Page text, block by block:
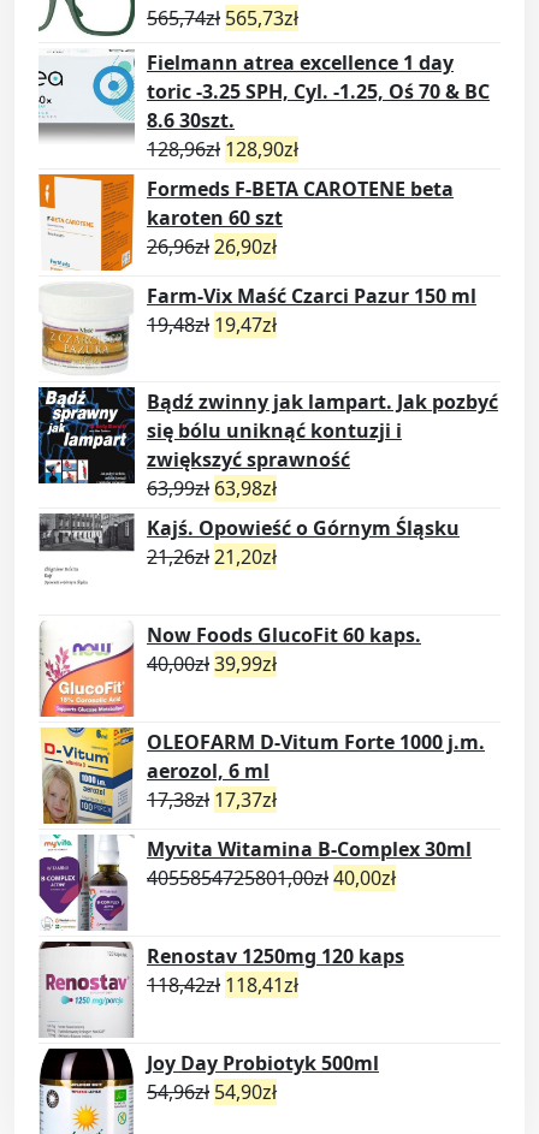
565,74zł 565,73zł
Fielmann atrea excellence 1 day
toric -3.25 SPH, Cyl. -1.25, Oś 70 & BC
8.6 30szt.
128,96zł 128,90zł
Formeds F-BETA CAROTENE beta
karoten 60 szt
26,96zł26,90zł
Farm-Vix Maść Czarci Pazur 150 ml
19,48zł 19,47zł
Bądź zwinny jak lampart. Jak pozbyć
się bólu uniknąć kontuzji i
zwiększyć sprawność
63,99zł 63,98zł
Kajś. Opowieść o Górnym Śląsku
21,26zł21,20zł
Now Foods GlucoFit 60 kaps.
40,00zł39,99zł
OLEOFARM D-Vitum Forte 1000 j.m.
aerozol, 6 ml
17,38zł 17,37zł
Myvita Witamina B-Complex 30ml
4055854725801,00zł40,00zł
Renostav 1250mg 120 kaps
118,42zł 118,41zł
Joy Day Probiotyk 500ml
54,96zł 54,90zł